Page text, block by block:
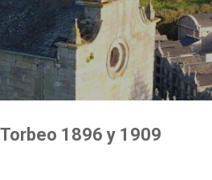
Ir al contenido principal
1896 y 1909